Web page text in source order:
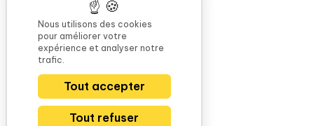
Nous utilisons des cookies
pour améliorer votre
expérience et analyser notre
trafic.
Tout accepter
Tout refuser